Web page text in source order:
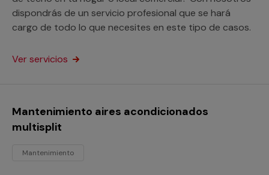
dispondrás de un servicio profesional que se hará
cargo de todo lo que necesites en este tipo de casos.
Ver servicios
Mantenimiento aires acondicionados
multisplit
Mantenimiento